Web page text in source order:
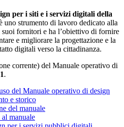
per i siti e i servizi digitali della
uno strumento di lavoro dedicato alla
fornitori e ha l’obiettivo di fornire
e migliorare la progettazione e la
digitali verso la cittadinanza.
corrente) del Manuale operativo di
.
del Manuale operativo di design
e storico
del manuale
manuale